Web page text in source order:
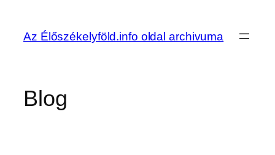
tartalomhoz
Az Élőszékelyföld.info oldal archivuma
Blog